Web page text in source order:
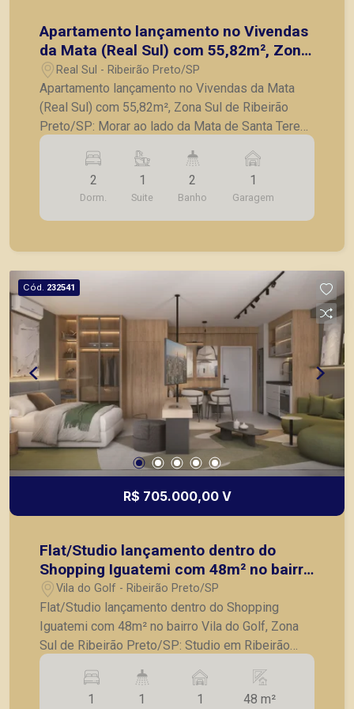
Apartamento lançamento no Vivendas
da Mata (Real Sul) com 55,82m², Zona
Sul de Ribeirão Preto/SP:
Real Sul - Ribeirão Preto/SP
Apartamento lançamento no Vivendas da Mata
(Real Sul) com 55,82m², Zona Sul de Ribeirão
Preto/SP: Morar ao lado da Mata de Santa Tereza
é experimentar, todos os dias, o frescor do ar
puro, a suavidade da umidade natural e a
tranquilidade que só o verde proporciona. O
microclima é mais agradável, o bem-estar se
torna rotina e a qualidade de vida se amplia em
cidade! - 2 Quartos, sendo 1 suite; - Banheiro
social; - Sala para 2 ambientes; - Cozinha; -
Lavanderia; - 1 vaga de garagem. Previsão de
entrega: Novembro/2028 A Piramid tem como
objetivo atender seus clientes com agilidade e
segurança, em locação, vendas de imóveis
prontos, usados ou mesmo nos principais
lançamentos da cidade de Ribeirão Preto.
2
Dorm.
1
Suite
2
Banho
1
Garagem
Cód. 232541
R$ 705.000,00 V
Flat/Studio lançamento dentro do
Shopping Iguatemi com 48m² no bairro
Vila do Golf, Zona Sul de Ribeirão
Preto/SP:
Vila do Golf - Ribeirão Preto/SP
Flat/Studio lançamento dentro do Shopping
Iguatemi com 48m² no bairro Vila do Golf, Zona
Sul de Ribeirão Preto/SP: Studio em Ribeirão
Preto / SP Um projeto que combina o conforto de
um hotel, a autonomia de um studio e o prestígio
de estar no endereço mais valorizado de
1 1 1 48 m²